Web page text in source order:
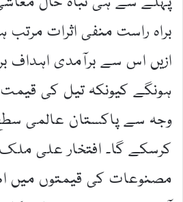
براہ راست منفی اثرات مرتب
ازیں اس سے برآمدی اہداف
ہونگے کیونکہ تیل کی
وجہ سے پاکستان عالمی سطح
کرسکے گا۔ افتخار علی ملک
مصنوعات کی قیمتوں میں